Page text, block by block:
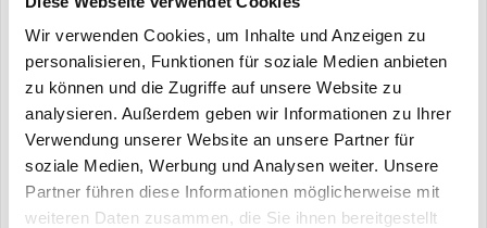
Wir verwenden Cookies, um Inhalte und Anzeigen zu
personalisieren, Funktionen für soziale Medien anbieten
zu können und die Zugriffe auf unsere Website zu
analysieren. Außerdem geben wir Informationen zu Ihrer
Verwendung unserer Website an unsere Partner für
soziale Medien, Werbung und Analysen weiter. Unsere
Partner führen diese Informationen möglicherweise mit
weiteren Daten zusammen, die Sie ihnen bereitgestellt
Whisky-Karaffe mit 2
Whiskygläsern
€169,00
Stilvolles Whisky-Set in
luxuriöser Geschenkbox
Kristall-Champagnerglas
„Line“
Elegantes Kristall-
Champagnerglas „Line“,